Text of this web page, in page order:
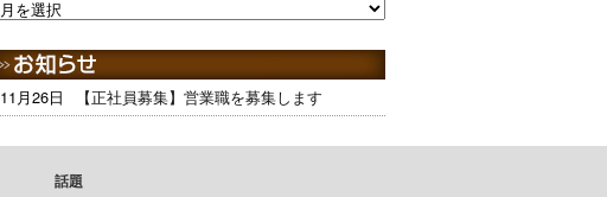
11月26日 【正社員募集】営業職を募集します
話題